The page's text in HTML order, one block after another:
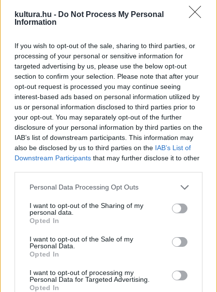
kultura.hu - Do Not Process My Personal
Information
If you wish to opt-out of the sale, sharing to third parties, or
processing of your personal or sensitive information for
targeted advertising by us, please use the below opt-out
section to confirm your selection. Please note that after your
opt-out request is processed you may continue seeing
interest-based ads based on personal information utilized by
us or personal information disclosed to third parties prior to
your opt-out. You may separately opt-out of the further
disclosure of your personal information by third parties on the
IAB’s list of downstream participants. This information may
also be disclosed by us to third parties on the IAB’s List of
Downstream Participants that may further disclose it to other
Please note that this website/app uses one or more Google
not limited to your visit or usage behaviour. You may click to
grant or deny consent to Google and its third-party tags to
use your data for below specified purposes in below Google
consent section.
Personal Data Processing Opt Outs
I want to opt-out of the Sharing of my
personal data.
Opted In
I want to opt-out of the Sale of my
Personal Data.
Opted In
I want to opt-out of processing my
Personal Data for Targeted Advertising.
Opted In
zárlata és epilógusa egyrészt váratlan fordulatot tartogat,
kérdéses (noha beszédmódja figyelemre méltó), hogy a
dilemmának csak mikro-elemzéssel lehetne végére járni az
Irodalmi Jelen (közelebbről: a Concord Media Jelen, Arad)
által kiadott könyvben.
A hasonló love storyk értéke, sikere nem a cselekményen
múlik. Végtelen különbözőségükben is modellszerűen ?
egyformák?, eseményeik pedig ? az új párral való
gyönyörűséges közös fürdőzéstől az otthoni férji és apai
kényszer-megnyilvánulásokig ? nagy találati biztonsággal
kacérkodó, az ellenpontozásban rejlő lehetőségeket
kamatoztató textus kvalitása a szerkesztés és a stílus
terepén dől el. Onagy Zoltán érett, taktikus
szövegkonstruáló: jó lélegzetvételű, szaporázó-csendesülő